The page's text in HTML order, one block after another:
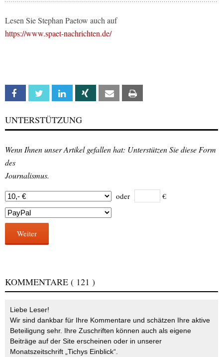
Lesen Sie Stephan Paetow auch auf
https://www.spaet-nachrichten.de/
Facebook Twitter Linkedin Xing Email
UNTERSTÜTZUNG
Wenn Ihnen unser Artikel gefallen hat: Unterstützen Sie diese Form
des
Journalismus.
oder €
Weiter
KOMMENTARE ( 121 )
Liebe Leser!
Wir sind dankbar für Ihre Kommentare und schätzen Ihre aktive
Beteiligung sehr. Ihre Zuschriften können auch als eigene
Beiträge auf der Site erscheinen oder in unserer
Monatszeitschrift „Tichys Einblick“.